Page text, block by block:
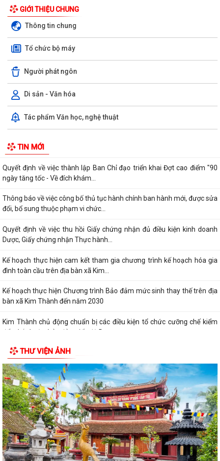
GIỚI THIỆU CHUNG
Thông tin chung
Tổ chức bộ máy
Người phát ngôn
Di sản - Văn hóa
Tác phẩm Văn học, nghệ thuật
TIN MỚI
Về việc cung cấp thủ tục hành chính đã được kết nối, chia sẻ và khai
thác dữ liệu với những cơ sở...
Về việc rà soát danh mục thôn, tổ mới để cập nhật lên Hệ thống quản
lý giám sát bệnh truyền nhiễm
Thông báo Về việc công bố danh mục thủ tục hành chính được sửa
đổi, bổ sung, thay thế, bị bãi bỏ...
Tăng cường chuyển giao kỹ thuật, thúc đẩy phát triển nông nghiệp
sạch, bền vững
tục hành chính cho người dân...
Quyết định về việc thành lập Ban Chỉ đạo triển khai Đợt cao điểm "90
ngày tăng tốc - Về đích khám...
Thông báo về việc công bố thủ tục hành chính ban hành mới, được sửa
đổi, bổ sung thuộc phạm vi chức...
Quyết định về việc thu hồi Giấy chứng nhận đủ điều kiện kinh doanh
Dược, Giấy chứng nhận Thực hành...
Kế hoạch thực hiện cam kết tham gia chương trình kế hoạch hóa gia
đình toàn cầu trên địa bàn xã Kim...
Kế hoạch thực hiện Chương trình Bảo đảm mức sinh thay thế trên địa
bàn xã Kim Thành đến năm 2030
Kim Thành chủ động chuẩn bị các điều kiện tổ chức cưỡng chế kiểm
đếm bắt buộc, bảo đảm tiến độ Dự...
Kế hoạch triển khai Đợt cao điểm "90 ngày tăng tốc - Về đích khám sức
khỏe toàn dân năm 2026" trên...
Quyết định về việc phê duyệt kết quả trúng đấu giá quyền khai thác,
quản lý, vận hành bến đò Chiềng...
Về việc rà soát, đề xuất nhân sự tham gia hoạt động tại các thôn
Thông báo về việc lấy ý kiến Quy hoạch chi tiết xây dựng điểm dân cư
mới thôn Quảng Bình, xã Kim...
THƯ VIỆN ẢNH